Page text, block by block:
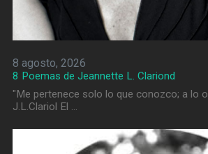
8 agosto, 2026
8 Poemas de Jeannette L. Clariond
"Me pertenece solo lo que conozco; a lo
J.L.Clariol El …